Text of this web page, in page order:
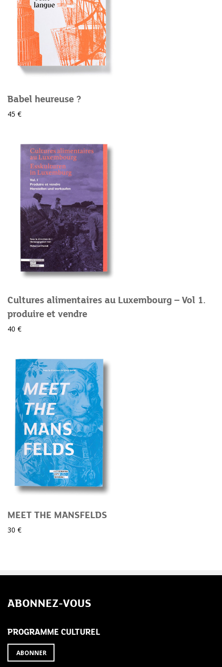
Babel heureuse ?
45 €
Cultures alimentaires au Luxembourg – Vol 1.
produire et vendre
40 €
MEET THE MANSFELDS
30 €
ABONNEZ-VOUS
PROGRAMME CULTUREL
ABONNER